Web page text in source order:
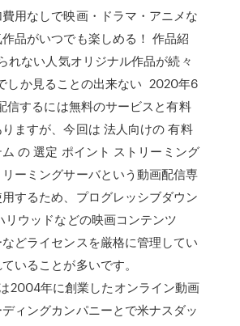
用なしで映画・ドラマ・アニメな
品がいつでも楽しめる！ 作品紹
れない人気オリジナル作品が続々
しか見ることの出来ない 2020年6
信するには無料のサービスと有料
ますが、今回は 法人向けの 有料
の 選定 ポイント ストリーミング
ーミングサーバという動画配信専
するため、プログレッシブダウン
リウッドなどの映画コンテンツ
どライセンスを厳格に管理してい
いることが多いです。
2004年に創業したオンライン動画
ィングカンパニーとで米ナスダッ